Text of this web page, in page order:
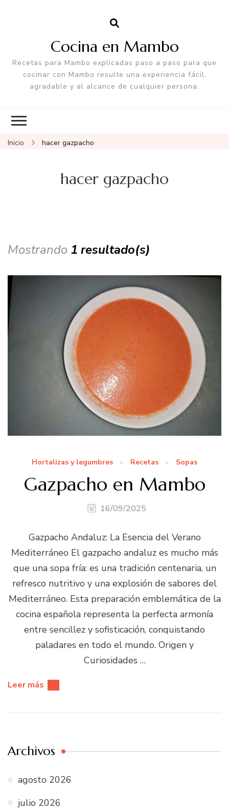
Cocina en Mambo
Recetas para Mambo explicadas paso a paso para que
cocinar con Mambo resulte una experiencia fácil,
agradable y al alcance de cualquier persona.
Inicio hacer gazpacho
hacer gazpacho
Mostrando 1 resultado(s)
Hortalizas y legumbres Recetas Sopas
Gazpacho en Mambo
16/09/2025
Gazpacho Andaluz: La Esencia del Verano
Mediterráneo El gazpacho andaluz es mucho más
que una sopa fría: es una tradición centenaria, un
refresco nutritivo y una explosión de sabores del
Mediterráneo. Esta preparación emblemática de la
cocina española representa la perfecta armonía
entre sencillez y sofisticación, conquistando
paladares en todo el mundo. Origen y
Curiosidades …
Leer más
Archivos
agosto 2026
julio 2026